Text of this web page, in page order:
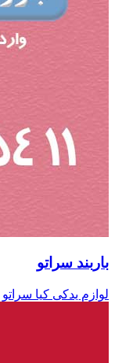
باربند سراتو
لوازم یدکی کیا سراتو